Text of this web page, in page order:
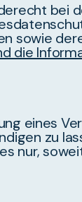
bei
sowie
die
eines
zu
nur,